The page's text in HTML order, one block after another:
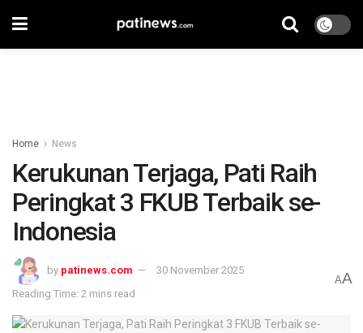
Home News
Kerukunan Terjaga, Pati Raih
Peringkat 3 FKUB Terbaik se-
Indonesia
by patinews.com
30 November 2025
Reading Time: 2 mins read
AA